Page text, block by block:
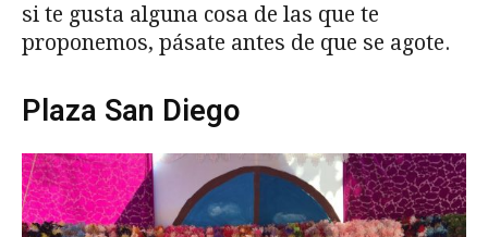
si te gusta alguna cosa de las que te
proponemos, pásate antes de que se agote.
Plaza San Diego